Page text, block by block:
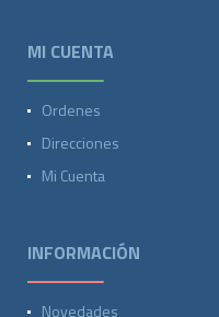
MI CUENTA
Ordenes
Direcciones
Mi Cuenta
INFORMACIÓN
Novedades